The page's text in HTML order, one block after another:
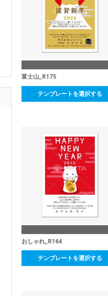
富士山_R175
テンプレートを選択する
おしゃれ_R164
テンプレートを選択する